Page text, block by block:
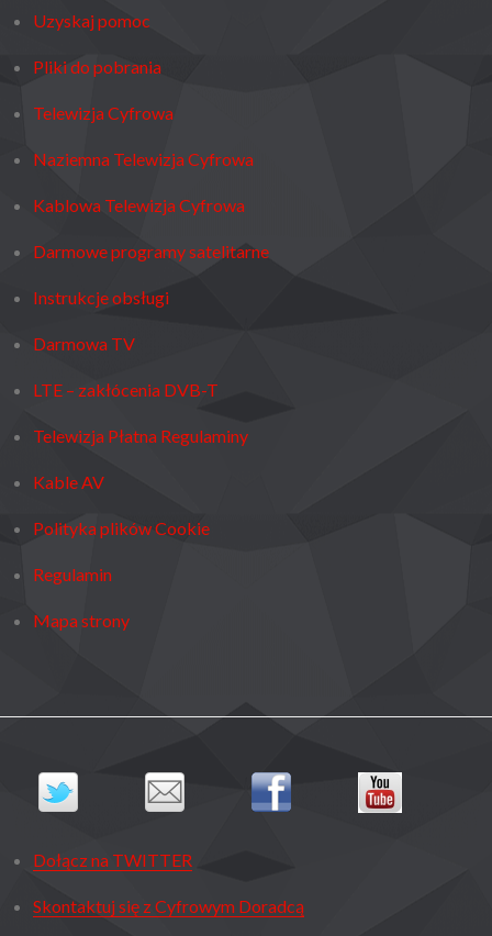
Uzyskaj pomoc
Pliki do pobrania
Telewizja Cyfrowa
Naziemna Telewizja Cyfrowa
Kablowa Telewizja Cyfrowa
Darmowe programy satelitarne
Instrukcje obsługi
Darmowa TV
LTE – zakłócenia DVB-T
Telewizja Płatna Regulaminy
Kable AV
Polityka plików Cookie
Regulamin
Mapa strony
Dołącz na TWITTER
Skontaktuj się z Cyfrowym Doradcą